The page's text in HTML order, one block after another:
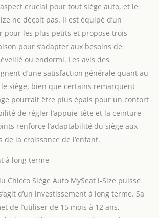
crucial pour tout siège auto, et le
ne déçoit pas. Il est équipé d’un
pour les plus petits et propose trois
pour s’adapter aux besoins de
ou endormi. Les avis des
d’une satisfaction générale quant au
siège, bien que certains remarquent
pourrait être plus épais pour un confort
de régler l’appuie-tête et la ceinture
renforce l’adaptabilité du siège aux
de la croissance de l’enfant.
à long terme
Chicco Siège Auto MySeat i-Size puisse
d’un investissement à long terme. Sa
de l’utiliser de 15 mois à 12 ans,